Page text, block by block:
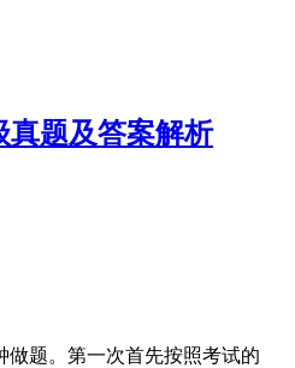
真题及答案解析
做题。第一次首先按照考试的